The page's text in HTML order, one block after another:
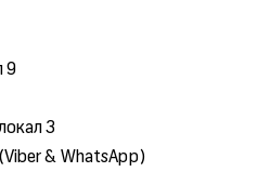
9
3
& WhatsApp)